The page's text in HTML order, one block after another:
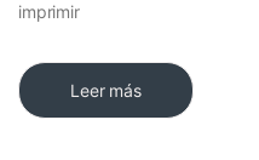
imprimir
Leer más